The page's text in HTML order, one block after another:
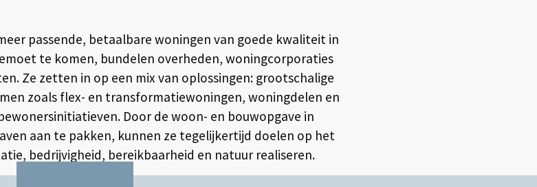
passende, betaalbare woningen van goede kwaliteit in
te komen, bundelen overheden, woningcorporaties
Ze zetten in op een mix van oplossingen: grootschalige
zoals flex- en transformatiewoningen, woningdelen en
Door de woon- en bouwopgave in
aan te pakken, kunnen ze tegelijkertijd doelen op het
bedrijvigheid, bereikbaarheid en natuur realiseren.